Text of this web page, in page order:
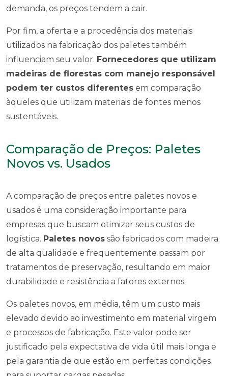
demanda, os preços tendem a cair.
Por fim, a oferta e a procedência dos materiais
utilizados na fabricação dos paletes também
influenciam seu valor. Fornecedores que utilizam
madeiras de florestas com manejo responsável
podem ter custos diferentes em comparação
àqueles que utilizam materiais de fontes menos
sustentáveis.
Comparação de Preços: Paletes
Novos vs. Usados
A comparação de preços entre paletes novos e
usados é uma consideração importante para
empresas que buscam otimizar seus custos de
logística. Paletes novos são fabricados com madeira
de alta qualidade e frequentemente passam por
tratamentos de preservação, resultando em maior
durabilidade e resistência a fatores externos.
Os paletes novos, em média, têm um custo mais
elevado devido ao investimento em material virgem
e processos de fabricação. Este valor pode ser
justificado pela expectativa de vida útil mais longa e
pela garantia de que estão em perfeitas condições